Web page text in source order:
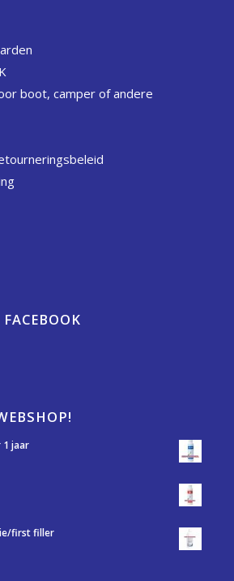
boot, camper of andere
1 jaar
first filler